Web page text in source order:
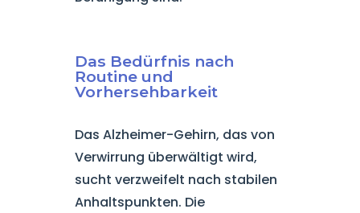
Das Bedürfnis nach
Routine und
Vorhersehbarkeit
Das Alzheimer-Gehirn, das von
Verwirrung überwältigt wird,
sucht verzweifelt nach stabilen
Anhaltspunkten. Die